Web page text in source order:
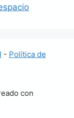
- Política de
con